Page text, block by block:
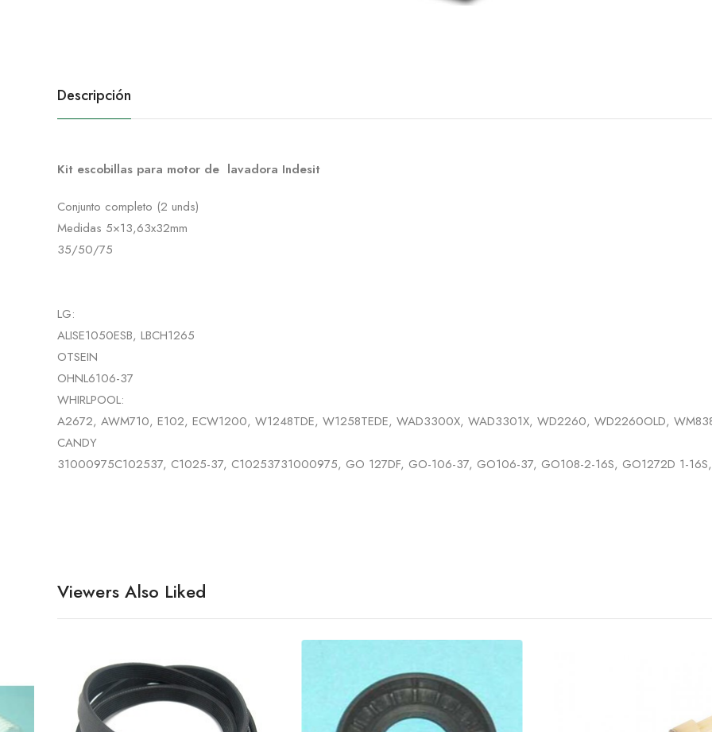
Descripción
Kit escobillas para motor de lavadora Indesit
Conjunto completo (2 unds)
Medidas 5×13,63x32mm
35/50/75
LG:
ALISE1050ESB, LBCH1265
OTSEIN
OHNL6106-37
WHIRLPOOL:
A2672, AWM710, E102, ECW1200, W1248TDE, W1258TEDE, WAD3300X, WAD3301X, WD2260, WD2260OLD,
CANDY
31000975C102537, C1025-37, C10253731000975, GO 127DF, GO-106-37, GO106-37, GO108-2-16S, GO1272D 1-16S,
Viewers Also Liked